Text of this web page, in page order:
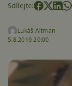
Sdílejte:
Lukáš Altman
5.8.2019 20:00